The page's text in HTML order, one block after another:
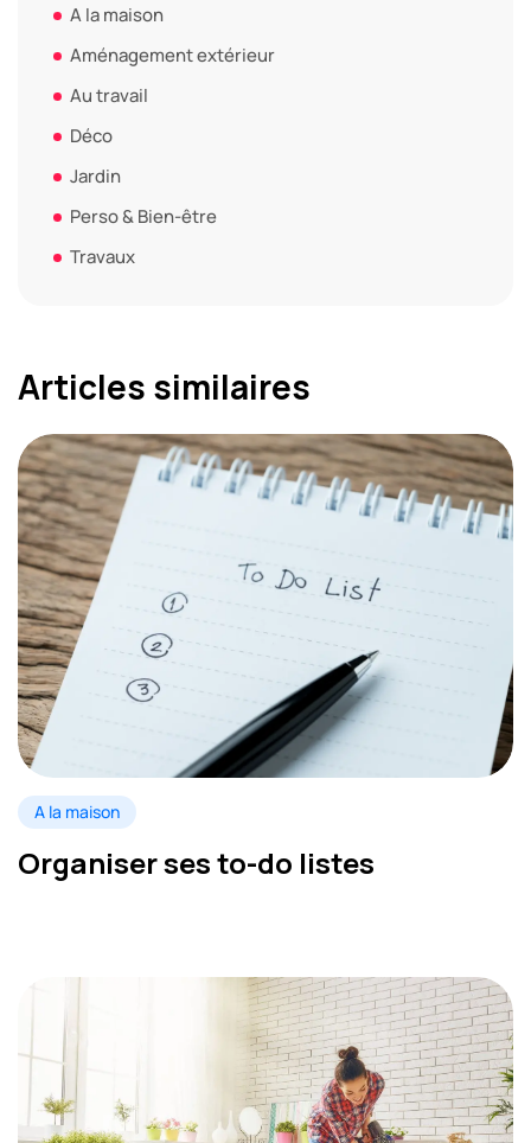
A la maison
Aménagement extérieur
Au travail
Déco
Jardin
Perso & Bien-être
Travaux
Articles similaires
A la maison
Organiser ses to-do listes